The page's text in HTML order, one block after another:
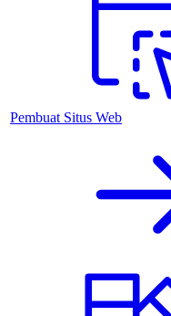
Pembuat Situs Web